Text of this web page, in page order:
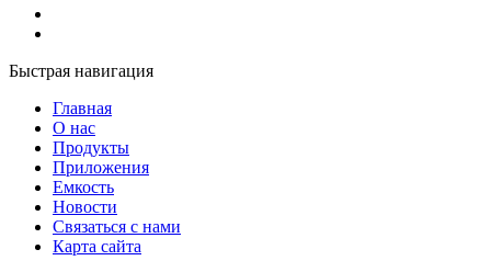
Быстрая навигация
Главная
О нас
Продукты
Приложения
Емкость
Новости
Связаться с нами
Карта сайта